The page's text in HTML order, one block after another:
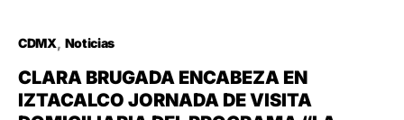
CDMX Noticias
CLARA BRUGADA ENCABEZA EN
IZTACALCO JORNADA DE VISITA